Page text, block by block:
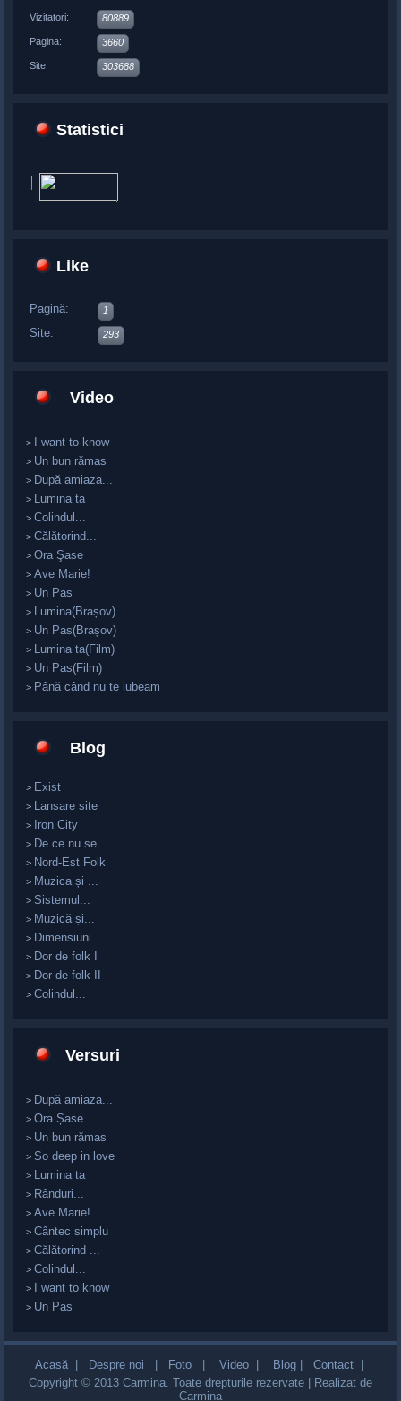
Vizitatori: 80889
Pagina: 3660
Site: 303688
Statistici
Like
Pagină: 1
Site: 293
Video
> I want to know
> Un bun rămas
> După amiaza...
> Lumina ta
>Colindul...
>Călătorind...
>Ora Şase
>Ave Marie!
> Un Pas
> Lumina(Brașov)
> Un Pas(Brașov)
> Lumina ta(Film)
> Un Pas(Film)
> Până când nu te iubeam
Blog
> Exist
> Lansare site
> Iron City
> De ce nu se...
> Nord-Est Folk
> Muzica și ...
>Sistemul...
> Muzică și...
> Dimensiuni...
> Dor de folk I
> Dor de folk II
>Colindul...
Versuri
> După amiaza...
>Ora Șase
> Un bun rămas
>So deep in love
> Lumina ta
> Rânduri...
>Ave Marie!
>Cântec simplu
>Călătorind ...
>Colindul...
> I want to know
> Un Pas
Acasă Despre noi Foto Video | Blog Contact
Copyright © 2013 Carmina. Toate drepturile rezervate | Realizat de
Carmina